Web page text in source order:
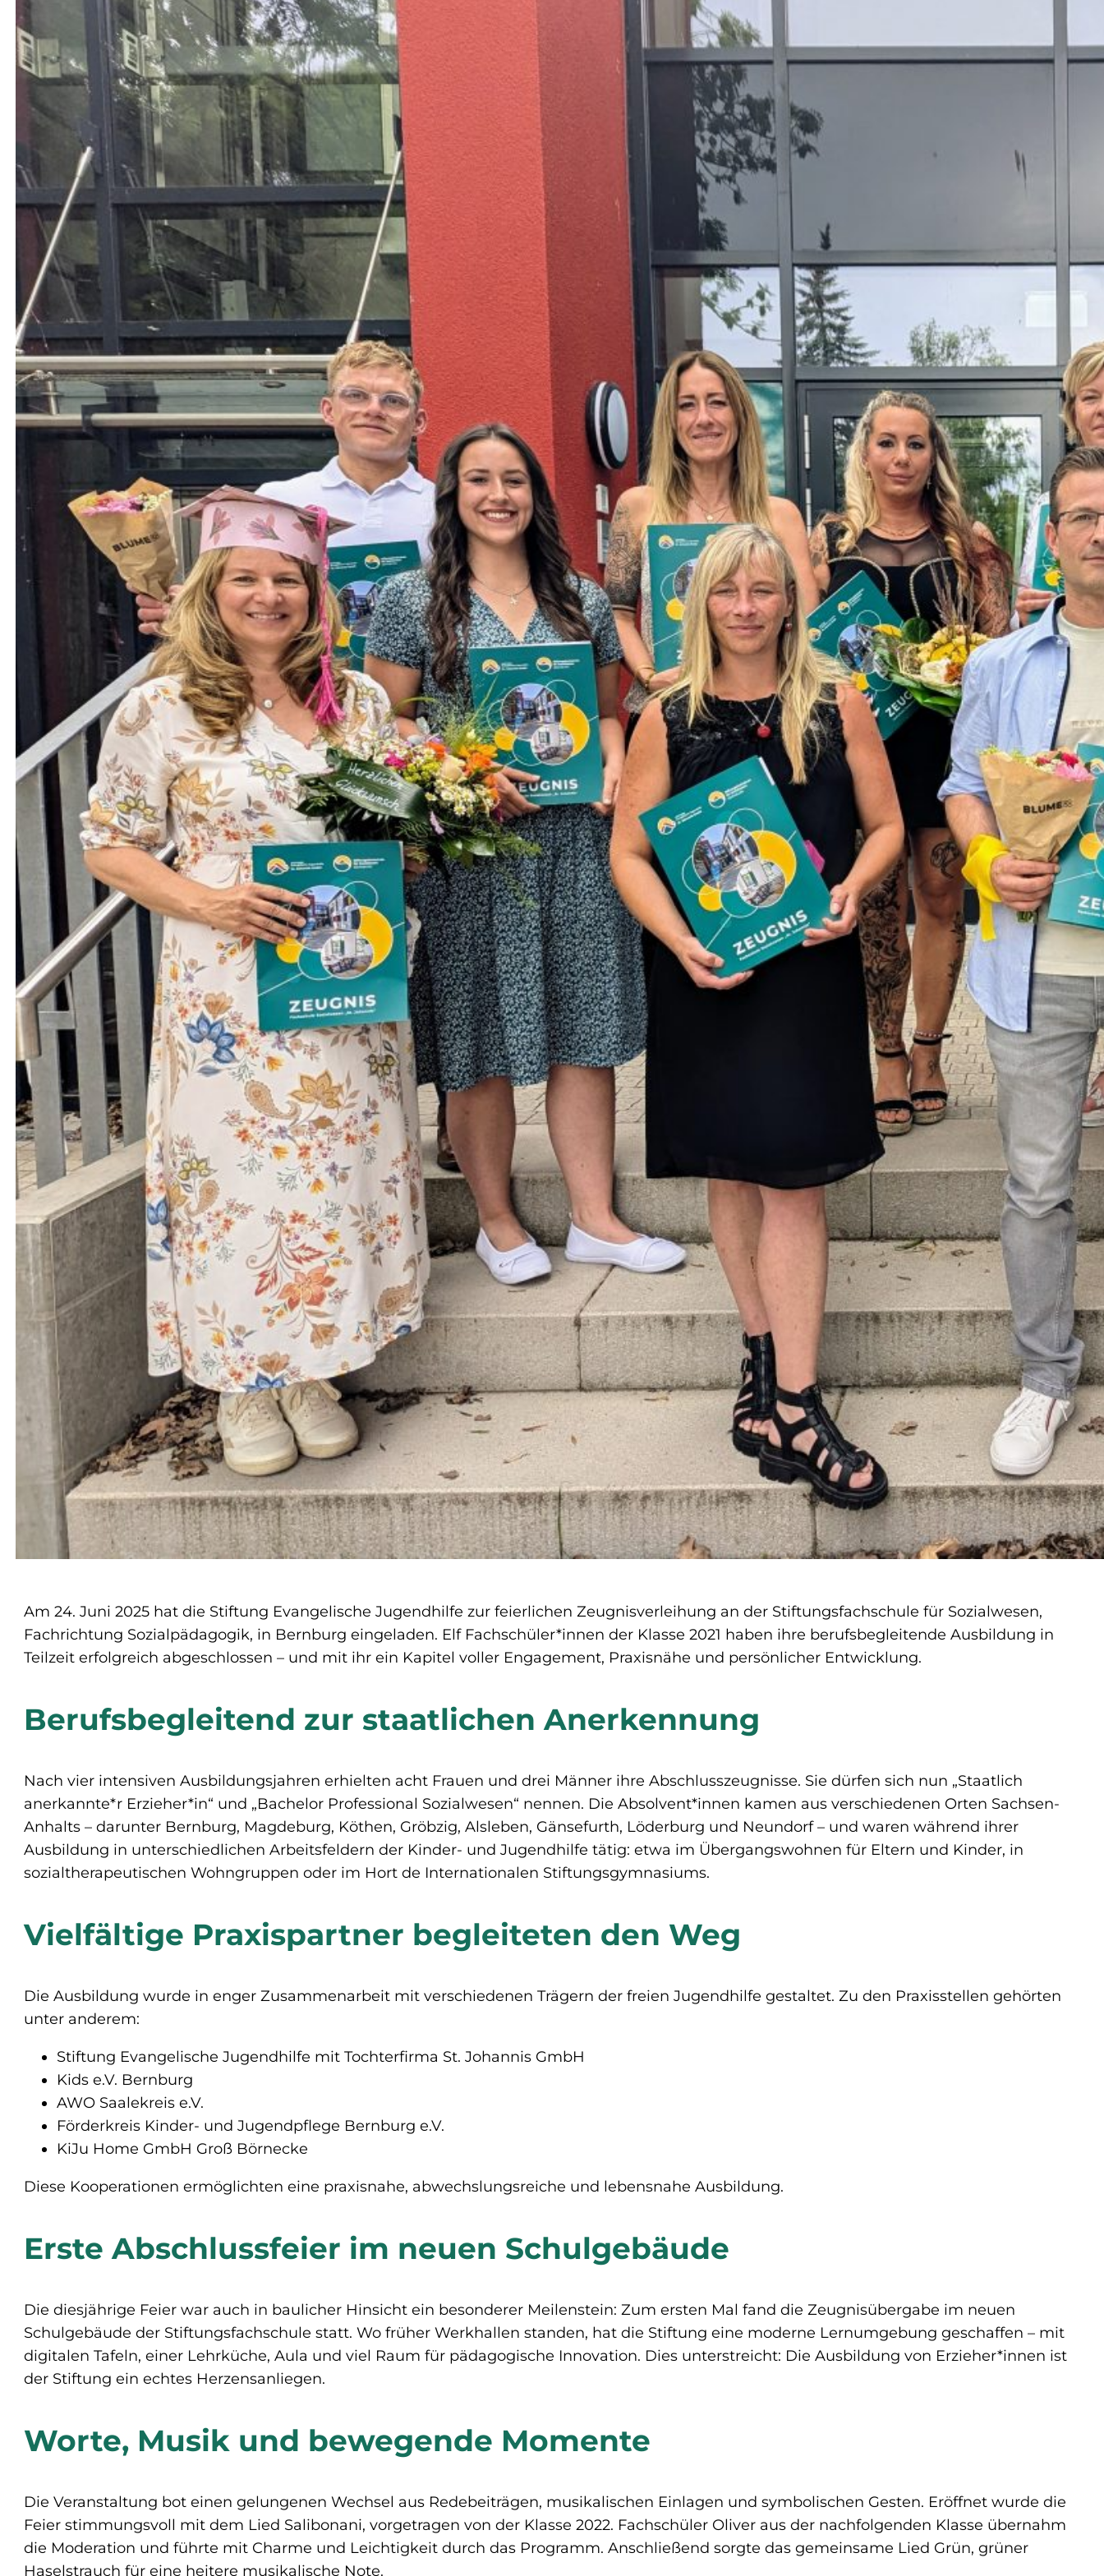
Am 24. Juni 2025 hat die Stiftung Evangelische Jugendhilfe zur feierlichen Zeugnisverleihung an der Stiftungsfachschule für Sozialwesen,
Fachrichtung Sozialpädagogik, in Bernburg eingeladen. Elf Fachschüler*innen der Klasse 2021 haben ihre berufsbegleitende Ausbildung in
Teilzeit erfolgreich abgeschlossen – und mit ihr ein Kapitel voller Engagement, Praxisnähe und persönlicher Entwicklung.
Berufsbegleitend zur staatlichen Anerkennung
Nach vier intensiven Ausbildungsjahren erhielten acht Frauen und drei Männer ihre Abschlusszeugnisse. Sie dürfen sich nun „Staatlich
anerkannte*r Erzieher*in“ und „Bachelor Professional Sozialwesen“ nennen. Die Absolvent*innen kamen aus verschiedenen Orten Sachsen-
Anhalts – darunter Bernburg, Magdeburg, Köthen, Gröbzig, Alsleben, Gänsefurth, Löderburg und Neundorf – und waren während ihrer
Ausbildung in unterschiedlichen Arbeitsfeldern der Kinder- und Jugendhilfe tätig: etwa im Übergangswohnen für Eltern und Kinder, in
sozialtherapeutischen Wohngruppen oder im Hort de Internationalen Stiftungsgymnasiums.
Vielfältige Praxispartner begleiteten den Weg
Die Ausbildung wurde in enger Zusammenarbeit mit verschiedenen Trägern der freien Jugendhilfe gestaltet. Zu den Praxisstellen gehörten
unter anderem:
Stiftung Evangelische Jugendhilfe mit Tochterfirma St. Johannis GmbH
Kids e.V. Bernburg
AWO Saalekreis e.V.
Förderkreis Kinder- und Jugendpflege Bernburg e.V.
KiJu Home GmbH Groß Börnecke
Diese Kooperationen ermöglichten eine praxisnahe, abwechslungsreiche und lebensnahe Ausbildung.
Erste Abschlussfeier im neuen Schulgebäude
Die diesjährige Feier war auch in baulicher Hinsicht ein besonderer Meilenstein: Zum ersten Mal fand die Zeugnisübergabe im neuen
Schulgebäude der Stiftungsfachschule statt. Wo früher Werkhallen standen, hat die Stiftung eine moderne Lernumgebung geschaffen – mit
digitalen Tafeln, einer Lehrküche, Aula und viel Raum für pädagogische Innovation. Dies unterstreicht: Die Ausbildung von Erzieher*innen ist
der Stiftung ein echtes Herzensanliegen.
Worte, Musik und bewegende Momente
Die Veranstaltung bot einen gelungenen Wechsel aus Redebeiträgen, musikalischen Einlagen und symbolischen Gesten. Eröffnet wurde die
Feier stimmungsvoll mit dem Lied Salibonani, vorgetragen von der Klasse 2022. Fachschüler Oliver aus der nachfolgenden Klasse übernahm
die Moderation und führte mit Charme und Leichtigkeit durch das Programm. Anschließend sorgte das gemeinsame Lied Grün, grüner
Haselstrauch für eine heitere musikalische Note.